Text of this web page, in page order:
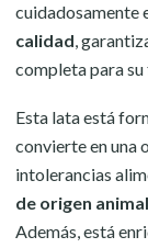
cuidadosamente
calidad,
completa para su
Esta lata está
convierte en una
intolerancias
de origen animal
Además, está